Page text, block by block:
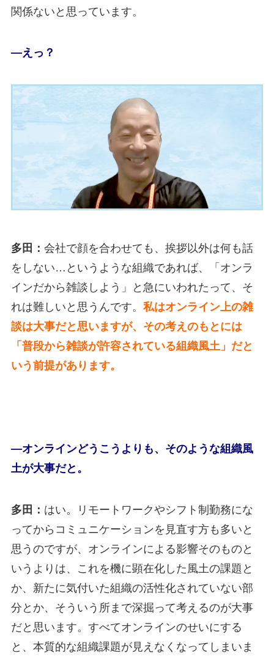
関係ないと思っています。
―えっ？
多田： 会社で顔を合わせても、挨拶以外は何も話
をしない…というような組織であれば、「オンラ
インだから雑談しよう」と急にいわれたって、そ
れは難しいと思うんです。 私はオンライン上の雑
談は大事だと思いますが、その考えのもとには
「普段から雑談が許容されている組織風土」だと
いう前提があります。
―オンラインどうこうよりも、そのような組織風
土が大事だと。
多田： はい。リモートワークやシフト制勤務にな
ってからコミュニケーションを見直す方も多いと
思うのですが、オンラインによる影響そのものと
いうよりは、これを機に顕在化した風土の課題と
か、新たに気付いた組織の活性化されていない部
分とか、そういう所まで深掘って考えるのが大事
だと思います。すべてオンラインのせいにする
と、本質的な組織課題が見えなくなってしまいま